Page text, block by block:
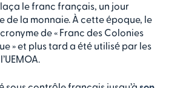
le franc français, un jour
de la monnaie. À cette époque, le
de « Franc des Colonies
» et plus tard a été utilisé par les